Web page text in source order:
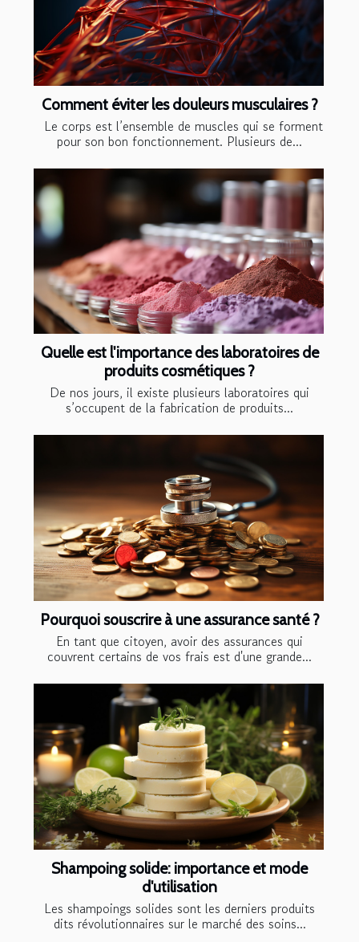
Comment éviter les douleurs musculaires ?
Le corps est l’ensemble de muscles qui se forment
pour son bon fonctionnement. Plusieurs de...
Quelle est l'importance des laboratoires de
produits cosmétiques ?
De nos jours, il existe plusieurs laboratoires qui
s’occupent de la fabrication de produits...
Pourquoi souscrire à une assurance santé ?
En tant que citoyen, avoir des assurances qui
couvrent certains de vos frais est d'une grande...
Shampoing solide: importance et mode
d'utilisation
Les shampoings solides sont les derniers produits
dits révolutionnaires sur le marché des soins...